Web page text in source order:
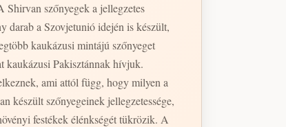
szőnyegek a jellegzetes
kaukázusi mintájú szőnyeget
kaukázusi Pakisztánnak hívjuk.
ami attól függ, hogy milyen a
festékek élénkségét tükrözik. A